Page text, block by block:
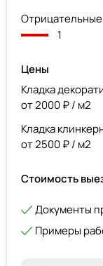
Отрицательные
1
Цены
Кладка
от 2000 ₽ / м2
Кладка
от 2500 ₽ / м2
Стоимость
Документы
Примеры